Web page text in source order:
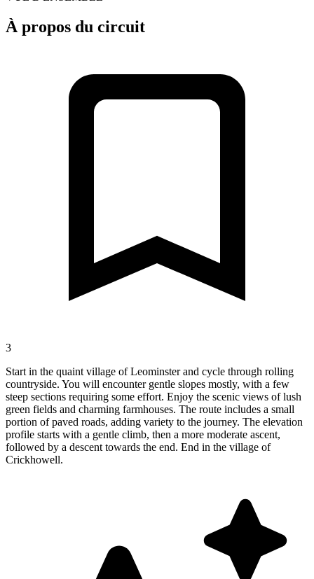
À propos du circuit
3
Start in the quaint village of Leominster and cycle through rolling
countryside. You will encounter gentle slopes mostly, with a few
steep sections requiring some effort. Enjoy the scenic views of lush
green fields and charming farmhouses. The route includes a small
portion of paved roads, adding variety to the journey. The elevation
profile starts with a gentle climb, then a more moderate ascent,
followed by a descent towards the end. End in the village of
Crickhowell.